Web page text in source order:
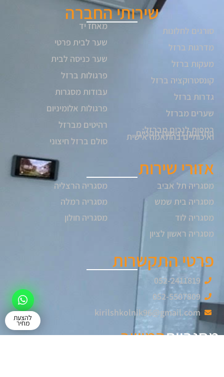
שירותי החברה
סורגים לחלונות
מדרגות ברזל
מעקות ברזל
קונסטרוקציה ברזל
גדרות ברזל
שערים מברזל
רמפות לנכים מברזל:
פתרונות נגישות תקניים
ואיכותיים בהתאמה אישית
מאחז יד
שער לבית פרטי
שער כניסה לבית
פרגולות ברזל
עבודות מסגרות
פרגולות אלומיניום
רהיטים מברזל
סולם ברזל חיצוני
אזורי שירות
מסגריה תל אביב
מסגריה בית שמש
מסגריה לוד
מסגריה ראשון לציון
מסגריה הרצליה
מסגריה רמלה
מסגריה חולון
פרטי התקשרות
052-2411819
052-5507809
kirilshkolnik96@gmail.com
מסגרייתהמושב
להצעת
מחיר